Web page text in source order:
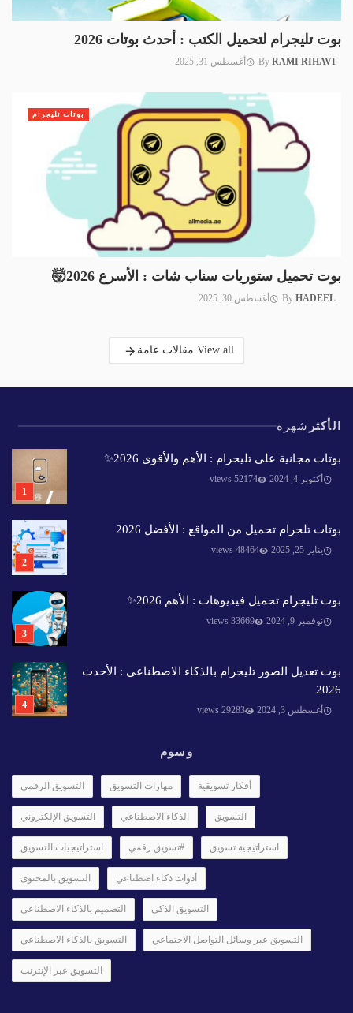
بوت تليجرام لتحميل الكتب : أحدث بوتات 2026
By RAMI RIHAVI أغسطس 31, 2025
بوت تحميل ستوريات سناب شات : الأسرع 2026🤯
By HADEEL أغسطس 30, 2025
بوتات تليجرام
View all مقالات عامة
الأكثر شهرة
بوتات مجانية على تليجرام : الأهم والأقوى 2026✨️
أكتوبر 4, 2024 52174 views
بوتات تلجرام تحميل من المواقع : الأفضل 2026
يناير 25, 2025 48464 views
بوت تليجرام تحميل فيديوهات : الأهم 2026✨️
نوفمبر 9, 2024 33669 views
بوت تعديل الصور تليجرام بالذكاء الاصطناعي : الأحدث
2026
أغسطس 3, 2024 29283 views
وسوم
التسويق الرقمي مهارات التسويق أفكار تسويقية
التسويق الإلكتروني الذكاء الاصطناعي التسويق
استراتيجيات التسويق #تسويق رقمي استراتيجية تسويق
التسويق بالمحتوى أدوات ذكاء اصطناعي
التصميم بالذكاء الاصطناعي التسويق الذكي
التسويق بالذكاء الاصطناعي التسويق عبر وسائل التواصل الاجتماعي
التسويق عبر الإنترنت